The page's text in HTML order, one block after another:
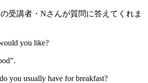
受講者・Nさんが質問に答えてくれま
you like?
you usually have for breakfast?